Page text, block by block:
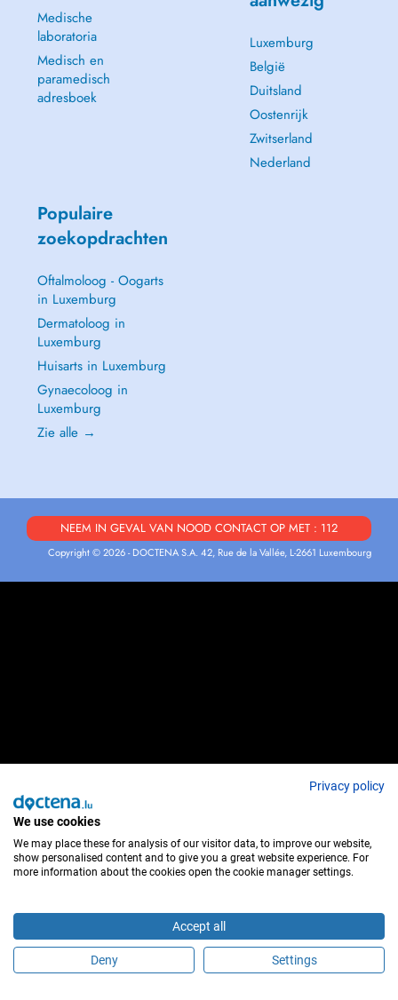
Medische
laboratoria
Medisch en
paramedisch
adresboek
Luxemburg
België
Duitsland
Oostenrijk
Zwitserland
Nederland
Populaire
zoekopdrachten
Oftalmoloog - Oogarts
in Luxemburg
Dermatoloog in
Luxemburg
Huisarts in Luxemburg
Gynaecoloog in
Luxemburg
Zie alle →
NEEM IN GEVAL VAN NOOD CONTACT OP MET : 112
Copyright © 2026 - DOCTENA S.A. 42, Rue de la Vallée, L-2661 Luxembourg
Privacy policy
We use cookies
We may place these for analysis of our visitor data, to improve our website,
show personalised content and to give you a great website experience. For
more information about the cookies open the cookie manager settings.
Accept all
Deny Settings